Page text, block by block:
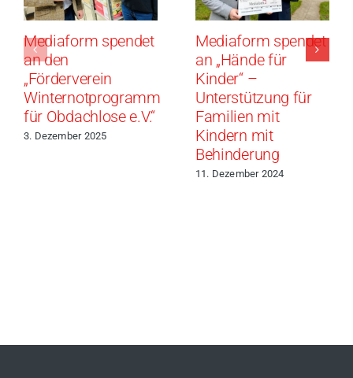
Mediaform spendet
an den
„Förderverein
Winternotprogramm
für Obdachlose e.V.“
3. Dezember 2025
Mediaform spendet
an „Hände für
Kinder“ –
Unterstützung für
Familien mit
Kindern mit
Behinderung
11. Dezember 2024